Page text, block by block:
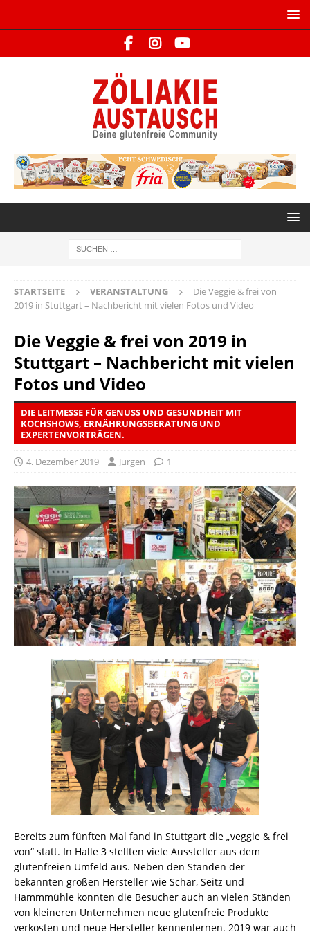
STARTSEITE VERANSTALTUNG
Die Veggie & frei von
2019 in Stuttgart – Nachbericht mit vielen Fotos und Video
Die Veggie & frei von 2019 in
Stuttgart – Nachbericht mit vielen
Fotos und Video
DIE LEITMESSE FÜR GENUSS UND GESUNDHEIT MIT
KOCHSHOWS, ERNÄHRUNGSBERATUNG UND
EXPERTENVORTRÄGEN.
4. Dezember 2019 Jürgen 1
Bereits zum fünften Mal fand in Stuttgart die „veggie & frei
von“ statt. In Halle 3 stellten viele Aussteller aus dem
glutenfreien Umfeld aus. Neben den Ständen der
bekannten großen Hersteller wie Schär, Seitz und
Hammmühle konnten die Besucher auch an vielen Ständen
von kleineren Unternehmen neue glutenfreie Produkte
verkosten und neue Hersteller kennenlernen. 2019 war auch